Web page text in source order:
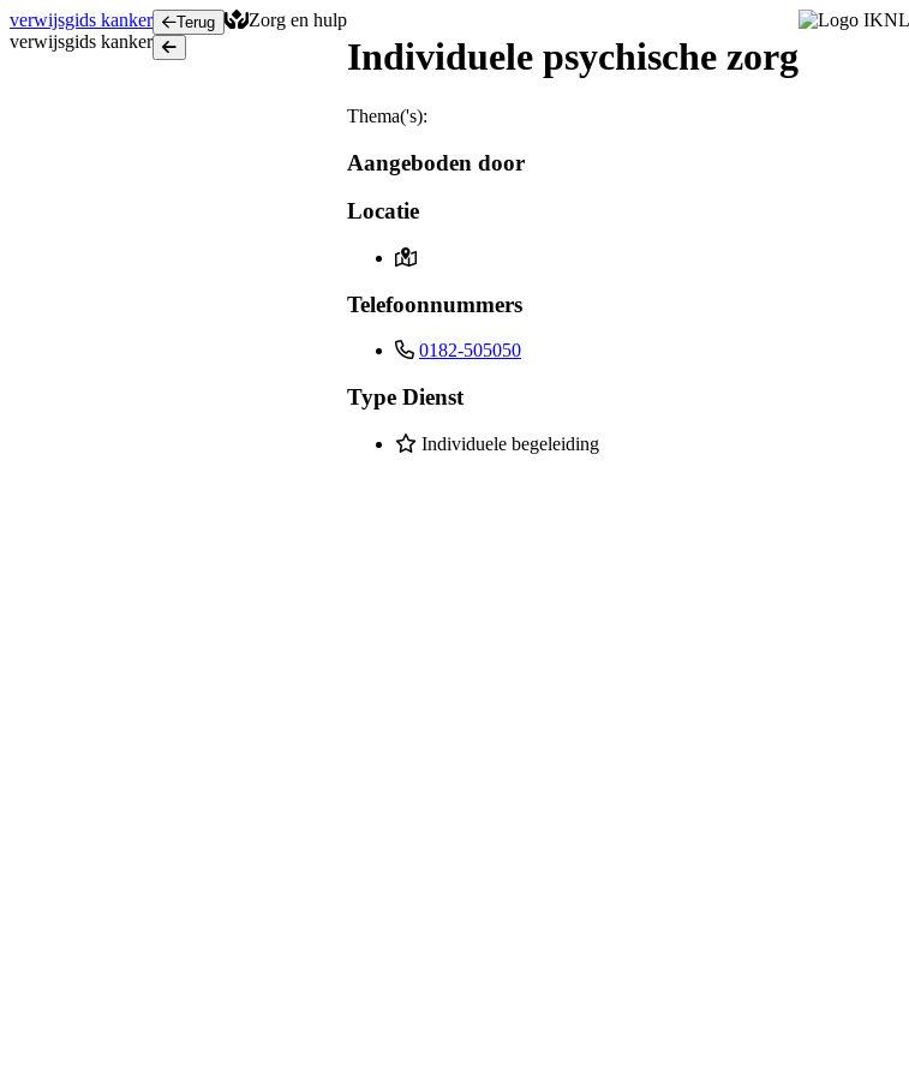
verwijsgids kanker
verwijsgids kanker
Terug
Terug
Zorg en hulp
Individuele psychische zorg
Thema('s):
Aangeboden door
Locatie
Telefoonnummers
0182-505050
Type Dienst
Individuele begeleiding